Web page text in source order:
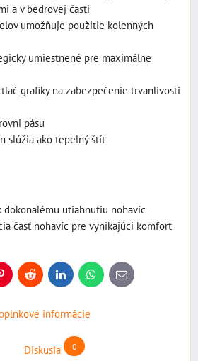
a v bedrovej časti
umožňuje použitie kolenných
umiestnené pre maximálne
grafiky na zabezpečenie trvanlivosti
pásu
slúžia ako tepelný štít
dokonalému utiahnutiu nohavíc
časť nohavíc pre vynikajúci komfort
Reddit LinkedInWhatsApp
E-
mail
informácie
Diskusia 0